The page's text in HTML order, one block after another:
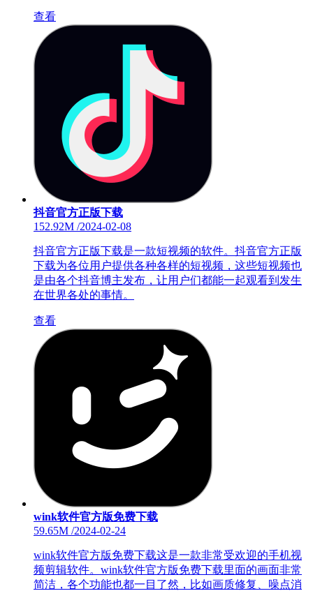
查看
抖音官方正版下载
152.92M /2024-02-08
抖音官方正版下载是一款短视频的软件。抖音官方正版
下载为各位用户提供各种各样的短视频，这些短视频也
是由各个抖音博主发布，让用户们都能一起观看到发生
在世界各处的事情。
查看
wink软件官方版免费下载
59.65M /2024-02-24
wink软件官方版免费下载这是一款非常受欢迎的手机视
频剪辑软件。wink软件官方版免费下载里面的画面非常
简洁，各个功能也都一目了然，比如画质修复、噪点消